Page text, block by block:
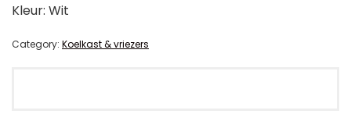
Kleur: Wit
Category: Koelkast & vriezers